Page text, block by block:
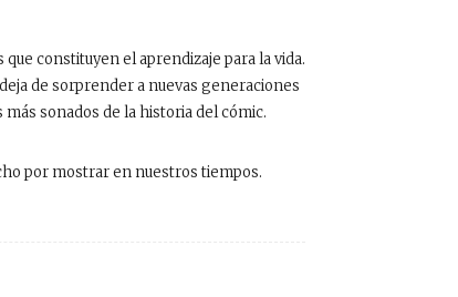
constituyen el aprendizaje para la vida.
de sorprender a nuevas generaciones
sonados de la historia del cómic.
por mostrar en nuestros tiempos.